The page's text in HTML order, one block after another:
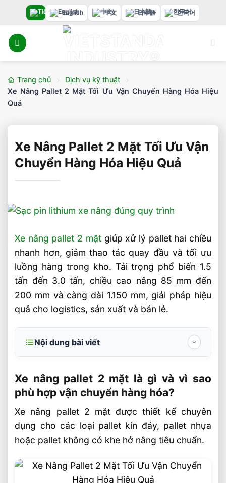
nội
dung
English 中文 日本語 한국어
Trang chủ
Dịch vụ kỹ thuật
Xe Nâng Pallet 2 Mặt Tối Ưu Vận Chuyển Hàng Hóa Hiệu
Quả
Xe Nâng Pallet 2 Mặt Tối Ưu Vận
Chuyển Hàng Hóa Hiệu Quả
Xe nâng pallet 2 mặtgiúp xử lý pallet hai chiều
nhanh hơn, giảm thao tác quay đầu và tối ưu
luồng hàng trong kho. Tải trọng phổ biến 1.5
tấn đến 3.0 tấn, chiều cao nâng 85 mm đến
200 mm và càng dài 1.150 mm, giải pháp hiệu
quả cho logistics, sản xuất và bán lẻ.
Nội dung bài viết
hợp vận chuyển hàng hóa?
Cách chọn xe nâng pallet 2 mặt theo nhu
cầu sử dụng
Giá xe nâng pallet 2 Mặt cập nhật mới
nhất để khách hàng tham khảo
xe nâng liên quan
Xe nâng pallet 2 mặt là gì và vì sao
phù hợp vận chuyển hàng hóa?
Xe nâng pallet 2 mặt được thiết kế chuyên
dụng cho các loại pallet kín đáy, pallet nhựa
hoặc pallet không có khe hở nâng tiêu chuẩn.